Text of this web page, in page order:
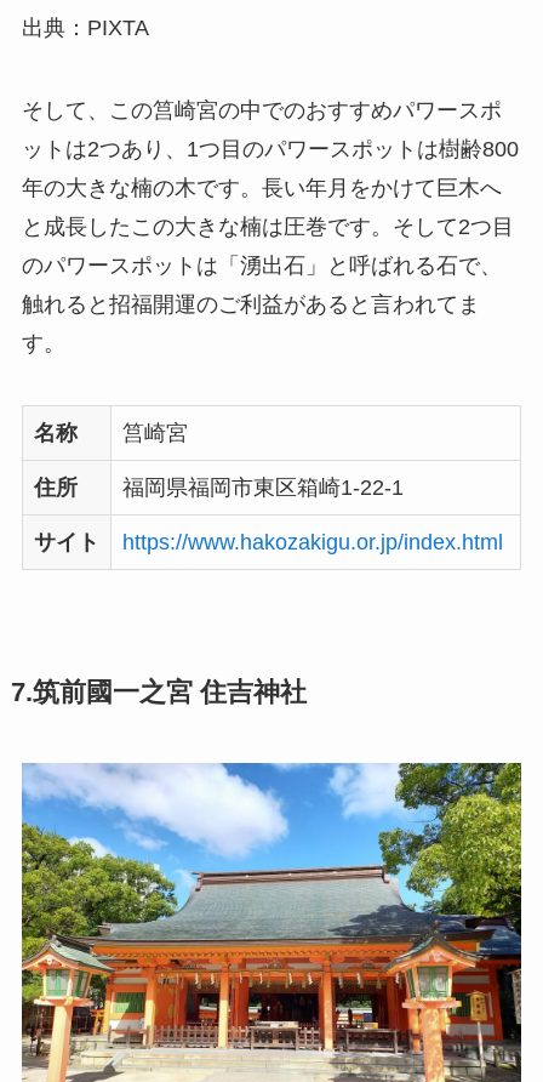
出典：PIXTA
そして、この筥崎宮の中でのおすすめパワースポ
ットは2つあり、1つ目のパワースポットは樹齢800
年の大きな楠の木です。長い年月をかけて巨木へ
と成長したこの大きな楠は圧巻です。そして2つ目
のパワースポットは「湧出石」と呼ばれる石で、
触れると招福開運のご利益があると言われてま
す。
名称 筥崎宮
住所 福岡県福岡市東区箱崎1-22-1
サイト https://www.hakozakigu.or.jp/index.html
7.筑前國一之宮 住吉神社